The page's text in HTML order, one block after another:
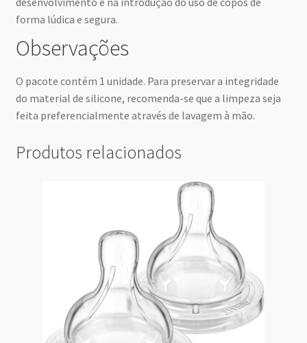
forma lúdica e segura.
Observações
O pacote contém 1 unidade. Para preservar a integridade
do material de silicone, recomenda-se que a limpeza seja
feita preferencialmente através de lavagem à mão.
Produtos relacionados